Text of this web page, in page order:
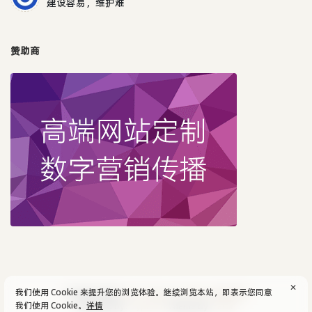
建设容易，维护难
赞助商
© 2004-2026aijun's blog/SiteMap.隐私政策
Powered by:
✕
我们使用 Cookie 来提升您的浏览体验。继续浏览本站，即表示您同意
我们使用 Cookie。 详情